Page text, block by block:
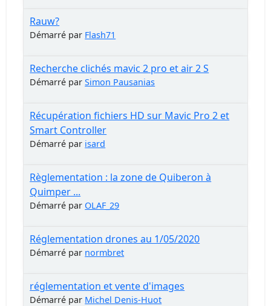
Rauw?
Démarré par Flash71
Recherche clichés mavic 2 pro et air 2 S
Démarré parSimon Pausanias
Récupération fichiers HD sur Mavic Pro 2 et
Smart Controller
Démarré par isard
Règlementation : la zone de Quiberon à
Quimper ...
Démarré par OLAF_29
Réglementation drones au 1/05/2020
Démarré par normbret
réglementation et vente d'images
Démarré par Michel Denis-Huot